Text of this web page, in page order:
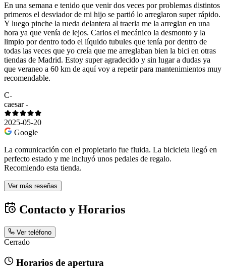
En una semana e tenido que venir dos veces por problemas distintos
primeros el desviador de mi hijo se partió lo arreglaron super rápido.
Y luego pinche la rueda delantera al traerla me la arreglan en una
hora ya que venía de lejos. Carlos el mecánico la desmonto y la
limpio por dentro todo el líquido tubules que tenía por dentro de
todas las veces que yo creía que me arreglaban bien la bici en otras
tiendas de Madrid. Estoy super agradecido y sin lugar a dudas ya
que veraneo a 60 km de aquí voy a repetir para mantenimientos muy
recomendable.
C-
caesar -
2025-05-20
Google
La comunicación con el propietario fue fluida. La bicicleta llegó en
perfecto estado y me incluyó unos pedales de regalo.
Recomiendo esta tienda.
Ver más reseñas
Contacto y Horarios
Ver teléfono
Cerrado
Horarios de apertura